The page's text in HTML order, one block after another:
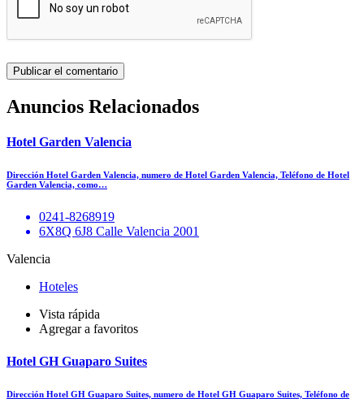
Anuncios Relacionados
Hotel Garden Valencia
Dirección Hotel Garden Valencia, numero de Hotel Garden Valencia, Teléfono de Hotel
Garden Valencia, como…
0241-8268919
6X8Q 6J8 Calle Valencia 2001
Valencia
Hoteles
Vista rápida
Agregar a favoritos
Hotel GH Guaparo Suites
Dirección Hotel GH Guaparo Suites, numero de Hotel GH Guaparo Suites, Teléfono de